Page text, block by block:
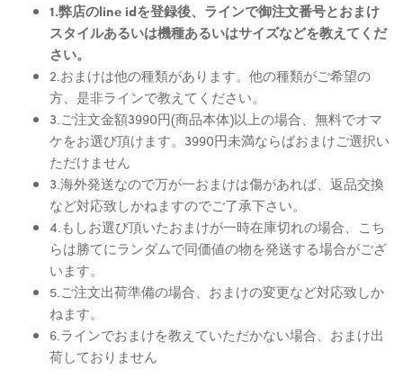
1.弊店のline idを登録後、ラインで御注文番号とおまけ
スタイルあるいは機種あるいはサイズなどを教えてくだ
さい。
2.おまけは他の種類があります。他の種類がご希望の
方、是非ラインで教えてください。
3.ご注文金額3990円(商品本体)以上の場合、無料でオマ
ケをお選び頂けます。3990円未満ならばおまけご選択い
ただけません
3.海外発送なので万が一おまけは傷があれば、返品交換
など対応致しかねますのでご了承下さい。
4.もしお選び頂いたおまけが一時在庫切れの場合、こち
らは勝てにランダムで同価値の物を発送する場合がござ
います。
5.ご注文出荷準備の場合、おまけの変更など対応致しか
ねます。
6.ラインでおまけを教えていただかない場合、おまけ出
荷しておりません